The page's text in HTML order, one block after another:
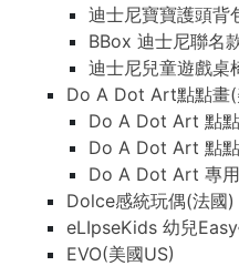
迪士尼寶寶護頭背
BBox 迪士尼聯名
迪士尼兒童遊戲桌
Do A Dot Art點點畫(
Do A Dot Art 點
Do A Dot Art 點
Do A Dot Art 專
Dolce感統玩偶(法國)
eLIpseKids 幼兒
EVO(美國US)